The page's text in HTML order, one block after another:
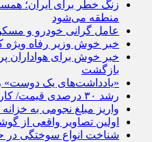
زنگ خطر برای ایران؛
منطقه می‌شود
عامل گرانی خودرو و
خبر خوش وزیر رفاه
خبر خوش برای هواداران
بازگشت
«یادداشت‌های یک دوست»
رشد ۳۰ درصدی قیمت/ کاردانو با قدرت بازگشت
واریز مبلغ نجومی به
اولین تصاویر واقعی از
شناخت انواع سوختگی در